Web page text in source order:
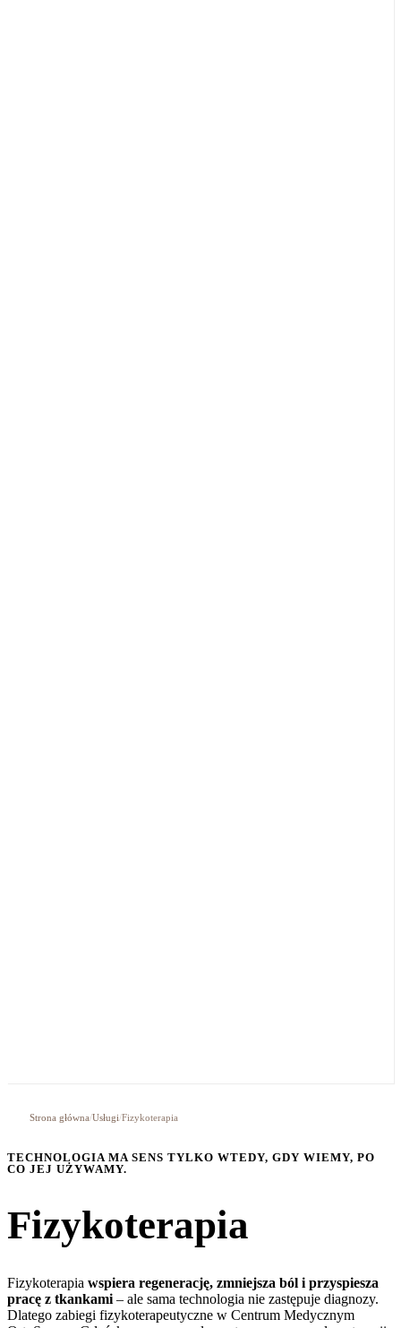
Strona główna/Usługi/Fizykoterapia
TECHNOLOGIA MA SENS TYLKO WTEDY, GDY WIEMY, PO
CO JEJ UŻYWAMY.
Fizykoterapia
Fizykoterapia wspiera regenerację, zmniejsza ból i przyspiesza
pracę z tkankami– ale sama technologia nie zastępuje diagnozy.
Dlatego zabiegi fizykoterapeutyczne w Centrum Medycznym